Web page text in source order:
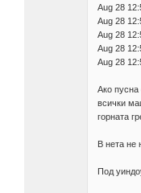
Aug 28
Aug 28
Aug 28
Aug 28
Aug 28
Ако пусна
всички
горната
В нета не
Под